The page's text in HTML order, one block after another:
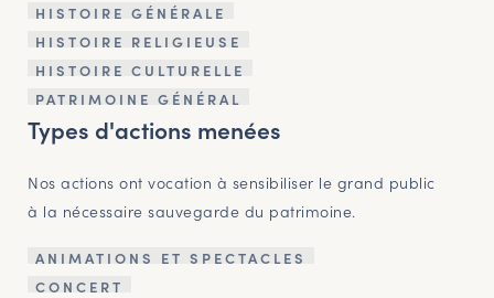
HISTOIRE GÉNÉRALE
HISTOIRE RELIGIEUSE
HISTOIRE CULTURELLE
PATRIMOINE GÉNÉRAL
Types d'actions menées
Nos actions ont vocation à sensibiliser le grand public
à la nécessaire sauvegarde du patrimoine.
ANIMATIONS ET SPECTACLES
CONCERT